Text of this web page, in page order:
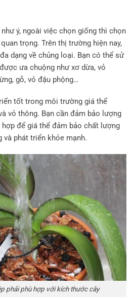
ý, ngoài việc chọn giống thì chọn
trọng. Trên thị trường hiện nay,
dạng về chủng loại. Bạn có thể sử
ưa chuộng như xơ dừa, vỏ
gỗ, vỏ đậu phộng…
tốt trong môi trường giá thể
vỏ thông. Bạn cần đảm bảo lượng
để giá thể đảm bảo chất lượng
phát triển khỏe mạnh.
phải phù hợp với kích thước cây